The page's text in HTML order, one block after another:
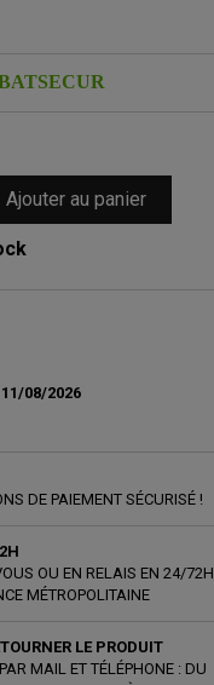
Ajouter au panier
08/2026
DE PAIEMENT SÉCURISÉ !
OU EN RELAIS EN 24/72H
MÉTROPOLITAINE
LE PRODUIT
MAIL ET TÉLÉPHONE : DU